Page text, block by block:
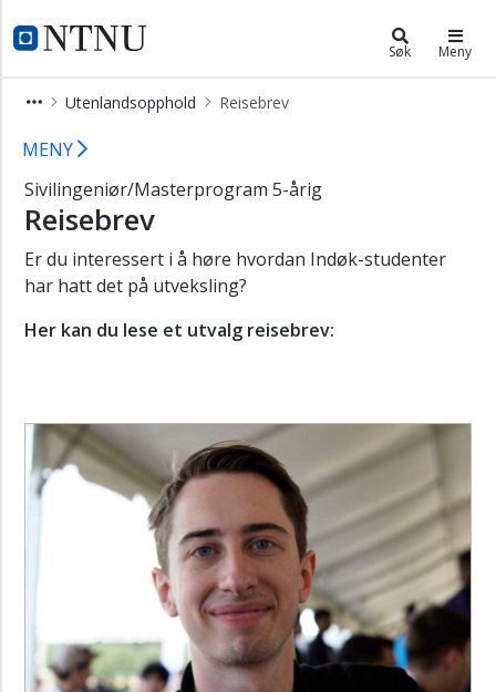
NTNU Hjemmeside
Industriell økonomi og Søk Meny
Utenlandsopphold Reisebrev
Intervjuer og reisebrev - Indøk
×
meny
MENY
Sivilingeniør/Masterprogram 5-årig
Reisebrev
Er du interessert i å høre hvordan Indøk-studenter
har hatt det på utveksling?
Her kan du lese et utvalg reisebrev: